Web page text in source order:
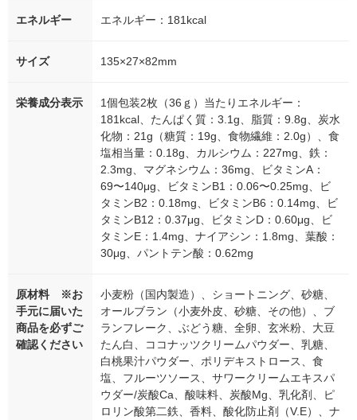
エネルギー エネルギー：181kcal
サイズ 135×27×82mm
栄養成分表示
1個包装2枚（36ｇ）当たりエネルギー：
181kcal、たんぱく質：3.1g、脂質：9.8g、炭水
化物：21g（糖質：19g、食物繊維：2.0g）、食
塩相当量：0.18g、カルシウム：227mg、鉄：
2.3mg、マグネシウム：36mg、ビタミンA：
69〜140μg、ビタミンB1：0.06〜0.25mg、ビ
タミンB2：0.18mg、ビタミンB6：0.14mg、ビ
タミンB12：0.37μg、ビタミンD：0.60μg、ビ
タミンE：1.4mg、ナイアシン：1.8mg、葉酸：
30μg、パントテン酸：0.62mg
原材料 ※お
手元に届いた
商品を必ずご
確認ください
小麦粉（国内製造）、ショートニング、砂糖、
オールブラン（小麦外皮、砂糖、その他）、ブ
ランフレーク、ぶどう糖、全卵、玄米粉、大豆
たん白、ココナッツクリームパウダー、乳糖、
白桃果汁パウダー、ポリデキストロース、食
塩、フルーツソース、サワークリームエキスパ
ウダー/炭酸Ca、酸味料、炭酸Mg、乳化剤、ピ
ロリン酸第二鉄、香料、酸化防止剤（V.E）、ナ